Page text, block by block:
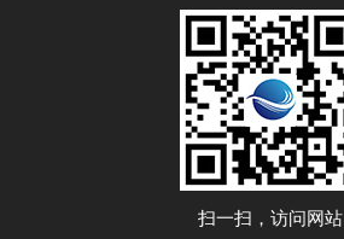
扫一扫，访问网站